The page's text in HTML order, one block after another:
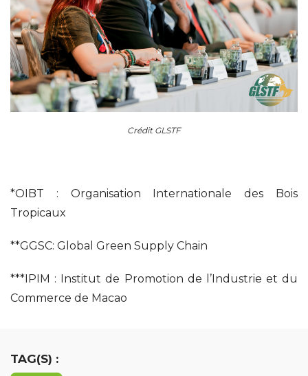
Crédit GLSTF
*OIBT : Organisation Internationale des Bois
Tropicaux
**GGSC: Global Green Supply Chain
***IPIM : Institut de Promotion de l’Industrie et du
Commerce de Macao
TAG(S) :